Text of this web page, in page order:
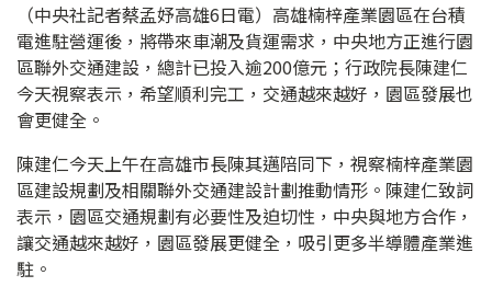
（中央社記者蔡孟妤高雄6日電）高雄楠梓產業園區在台積
電進駐營運後，將帶來車潮及貨運需求，中央地方正進行園
區聯外交通建設，總計已投入逾200億元；行政院長陳建仁
今天視察表示，希望順利完工，交通越來越好，園區發展也
會更健全。
陳建仁今天上午在高雄市長陳其邁陪同下，視察楠梓產業園
區建設規劃及相關聯外交通建設計劃推動情形。陳建仁致詞
表示，園區交通規劃有必要性及迫切性，中央與地方合作，
讓交通越來越好，園區發展更健全，吸引更多半導體產業進
駐。